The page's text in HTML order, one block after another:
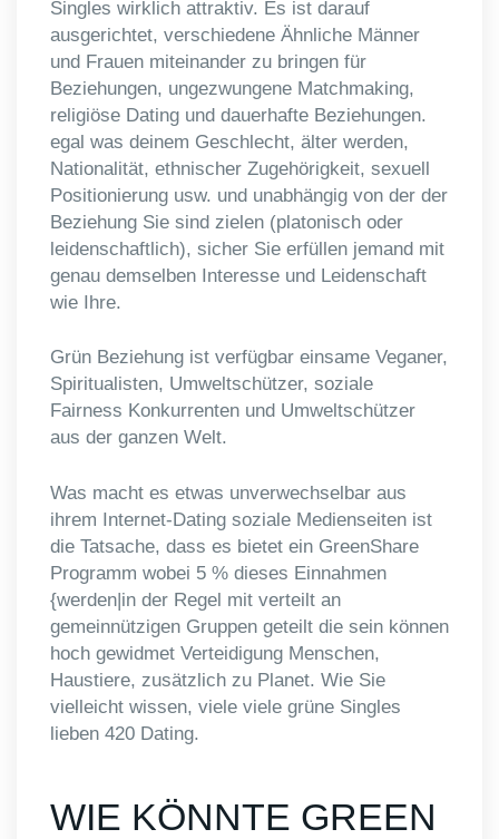
Singles wirklich attraktiv. Es ist darauf
ausgerichtet, verschiedene Ähnliche Männer
und Frauen miteinander zu bringen für
Beziehungen, ungezwungene Matchmaking,
religiöse Dating und dauerhafte Beziehungen.
egal was deinem Geschlecht, älter werden,
Nationalität, ethnischer Zugehörigkeit, sexuell
Positionierung usw. und unabhängig von der der
Beziehung Sie sind zielen (platonisch oder
leidenschaftlich), sicher Sie erfüllen jemand mit
genau demselben Interesse und Leidenschaft
wie Ihre.
Grün Beziehung ist verfügbar einsame Veganer,
Spiritualisten, Umweltschützer, soziale
Fairness Konkurrenten und Umweltschützer
aus der ganzen Welt.
Was macht es etwas unverwechselbar aus
ihrem Internet-Dating soziale Medienseiten ist
die Tatsache, dass es bietet ein GreenShare
Programm wobei 5 % dieses Einnahmen
{werden|in der Regel mit verteilt an
gemeinnützigen Gruppen geteilt die sein können
hoch gewidmet Verteidigung Menschen,
Haustiere, zusätzlich zu Planet. Wie Sie
vielleicht wissen, viele viele grüne Singles
lieben 420 Dating.
WIE KÖNNTE GREEN